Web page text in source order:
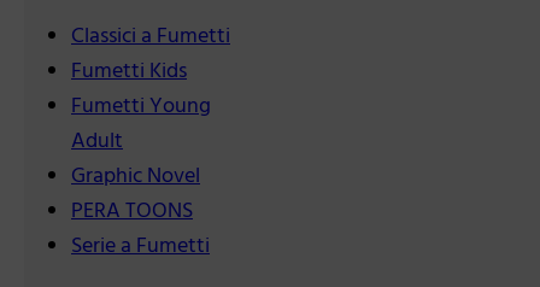
Classici a Fumetti
Fumetti Kids
Fumetti Young
Adult
Graphic Novel
PERA TOONS
Serie a Fumetti